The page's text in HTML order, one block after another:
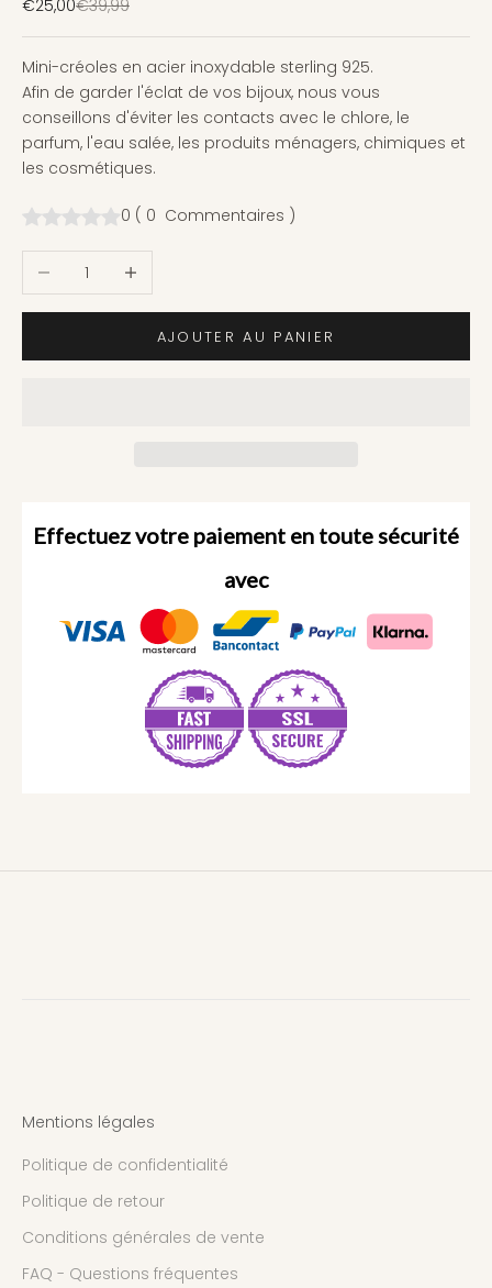
Prix de vente
€25,00Prix normal
€39,99
Mini-créoles en acier inoxydable sterling 925.
Afin de garder l'éclat de vos bijoux, nous vous
conseillons d'éviter les contacts avec le chlore, le
parfum, l'eau salée, les produits ménagers, chimiques et
les cosmétiques.
0 ( 0 Commentaires )
Diminuer la quantitéAugmenter la quantité
AJOUTER AU PANIER
Effectuez votre paiement en toute sécurité
avec
Mentions légales
Politique de confidentialité
Politique de retour
Conditions générales de vente
FAQ - Questions fréquentes